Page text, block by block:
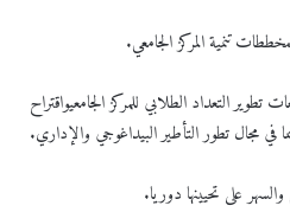
تنمية المركز الجامعي.
التعداد الطلابي للمركز الجامعيواقتراح
مجال تطور التأطير البيداغوجي والإداري.
على تحيينها دوريا.